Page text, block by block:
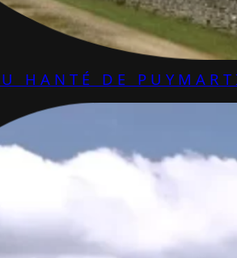
HANTÉ DE